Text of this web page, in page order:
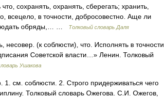
сохранять, охранять, сберегать; хранить,
всецело, в точности, добросовестно. Аще ли
обряды,… …
Толковый словарь Даля
(к соблюсти), что. Исполнять в точности,
Советской власти…» Ленин. Толковый
Ушакова
см. соблюсти. 2. Строго придерживаться чего
Толковый словарь Ожегова. С.И. Ожегов,